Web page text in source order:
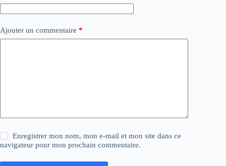
Ajouter un commentaire *
Enregistrer mon nom, mon e-mail et mon site dans ce
navigateur pour mon prochain commentaire.